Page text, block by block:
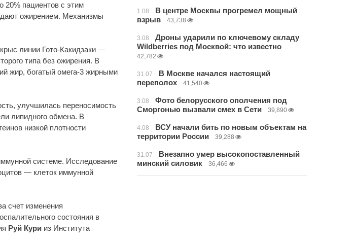
20% пациентов с этим
ожирением. Механизмы
линии Гото-Какидзаки —
типа без ожирения. В
жир, богатый омега-3 жирными
улучшилась переносимость
липидного обмена. В
низкой плотности
системе. Исследование
— клеток иммунной
счет изменения
состояния в
Руй Кури из Института
1.08
В центре Москвы прогремел мощный
взрыв
43,738
3.08
Дроны ударили по ключевому складу
Wildberries под Москвой: что известно
42,782
31.07
В Москве начался настоящий
переполох
41,540
3.08
Фото белорусского ополчения под
Сморгонью вызвали смех в Сети
39,890
4.08
ВСУ начали бить по новым объектам на
территории России
39,288
31.07
Внезапно умер высокопоставленный
минский силовик
36,466